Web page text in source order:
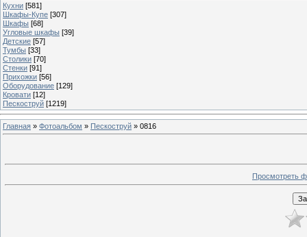
Кухни [581]
Шкафы-Купе [307]
Шкафы [68]
Угловые шкафы [39]
Детские [57]
Тумбы [33]
Столики [70]
Стенки [91]
Прихожки [56]
Оборудование [129]
Кровати [12]
Пескоструй [1219]
Главная » Фотоальбом » Пескоструй » 0816
Просмотреть